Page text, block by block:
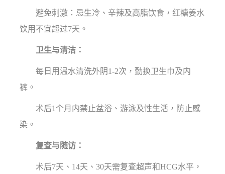
避免刺激：忌生冷、辛辣及高脂饮食，红糖姜水
饮用不宜超过7天。
卫生与清洁：
每日用温水清洗外阴1-2次，勤换卫生巾及内
裤。
术后1个月内禁止盆浴、游泳及性生活，防止感
染。
复查与随访：
术后7天、14天、30天需复查超声和HCG水平，